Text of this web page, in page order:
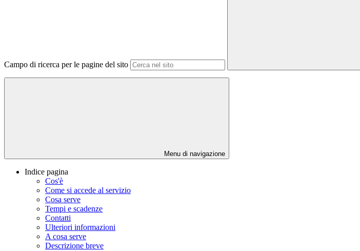
Campo di ricerca per le pagine del sito
Menu di navigazione
Indice pagina
Cos'è
Come si accede al servizio
Cosa serve
Tempi e scadenze
Contatti
Ulteriori informazioni
A cosa serve
Descrizione breve